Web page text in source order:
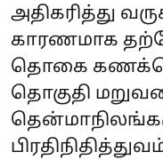
அதிகரித்து
காரணமாக
தொகை
தொகுதி